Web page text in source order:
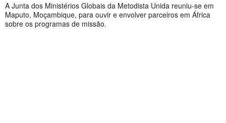
A Junta dos Ministérios Globais da Metodista Unida reuniu-se em
Maputo, Moçambique, para ouvir e envolver parceiros em África
sobre os programas de missão.